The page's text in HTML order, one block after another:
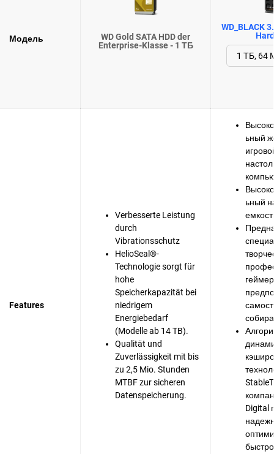
Модель
WD Gold SATA HDD der
Enterprise-Klasse - 1 ТБ
WD_BLACK
Features
Verbesserte Leistung
durch
Vibrationsschutz
HelioSeal®-
Technologie sorgt für
hohe
Speicherkapazität bei
niedrigem
Energiebedarf
(Modelle ab 14 TB).
Qualität und
Zuverlässigkeit mit bis
zu 2,5 Mio. Stunden
MTBF zur sicheren
Datenspeicherung.
ьный
ьный
Digital